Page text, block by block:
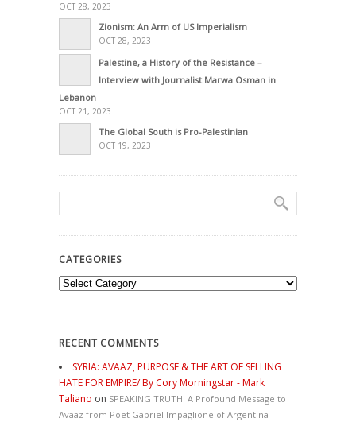
OCT 28, 2023
Zionism: An Arm of US Imperialism
OCT 28, 2023
Palestine, a History of the Resistance –
Interview with Journalist Marwa Osman in
Lebanon
OCT 21, 2023
The Global South is Pro-Palestinian
OCT 19, 2023
CATEGORIES
Categories
RECENT COMMENTS
SYRIA: AVAAZ, PURPOSE & THE ART OF SELLING
HATE FOR EMPIRE/ By Cory Morningstar - Mark
Taliano on SPEAKING TRUTH: A Profound Message to
Avaaz from Poet Gabriel Impaglione of Argentina